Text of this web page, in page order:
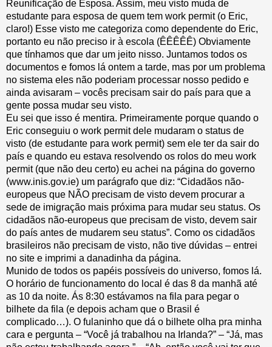
Reunificação de Esposa. Assim, meu visto muda de
estudante para esposa de quem tem work permit (o Eric,
claro!) Esse visto me categoriza como dependente do Eric,
portanto eu não preciso ir à escola (ÊÊÊÊÊ) Obviamente
que tínhamos que dar um jeito nisso. Juntamos todos os
documentos e fomos lá ontem a tarde, mas por um problema
no sistema eles não poderiam processar nosso pedido e
ainda avisaram – vocês precisam sair do país para que a
gente possa mudar seu visto.
Eu sei que isso é mentira. Primeiramente porque quando o
Eric conseguiu o work permit dele mudaram o status de
visto (de estudante para work permit) sem ele ter da sair do
país e quando eu estava resolvendo os rolos do meu work
permit (que não deu certo) eu achei na página do governo
(www.inis.gov.ie) um parágrafo que diz: “Cidadãos não-
europeus que NÃO precisam de visto devem procurar a
sede de imigração mais próxima para mudar seu status. Os
cidadãos não-europeus que precisam de visto, devem sair
do país antes de mudarem seu status”. Como os cidadãos
brasileiros não precisam de visto, não tive dúvidas – entrei
no site e imprimi a danadinha da página.
Munido de todos os papéis possíveis do universo, fomos lá.
O horário de funcionamento do local é das 8 da manhã até
as 10 da noite. Ás 8:30 estávamos na fila para pegar o
bilhete da fila (e depois acham que o Brasil é
complicado…). O fulaninho que dá o bilhete olha pra minha
cara e pergunta – “Você já trabalhou na Irlanda?” – “Já, mas